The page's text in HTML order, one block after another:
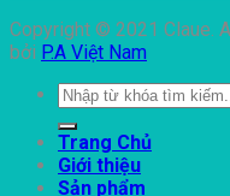
Copyright © 2021 Claue.
bởi P.A Việt Nam
Tìm
kiếm:
Trang Chủ
Giới thiệu
Sản phẩm